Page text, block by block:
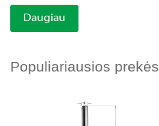
Daugiau
Populiariausios prekės